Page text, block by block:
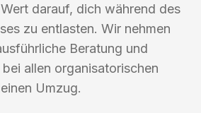
darauf, dich während des
zu entlasten. Wir nehmen
Beratung und
allen organisatorischen
Umzug.